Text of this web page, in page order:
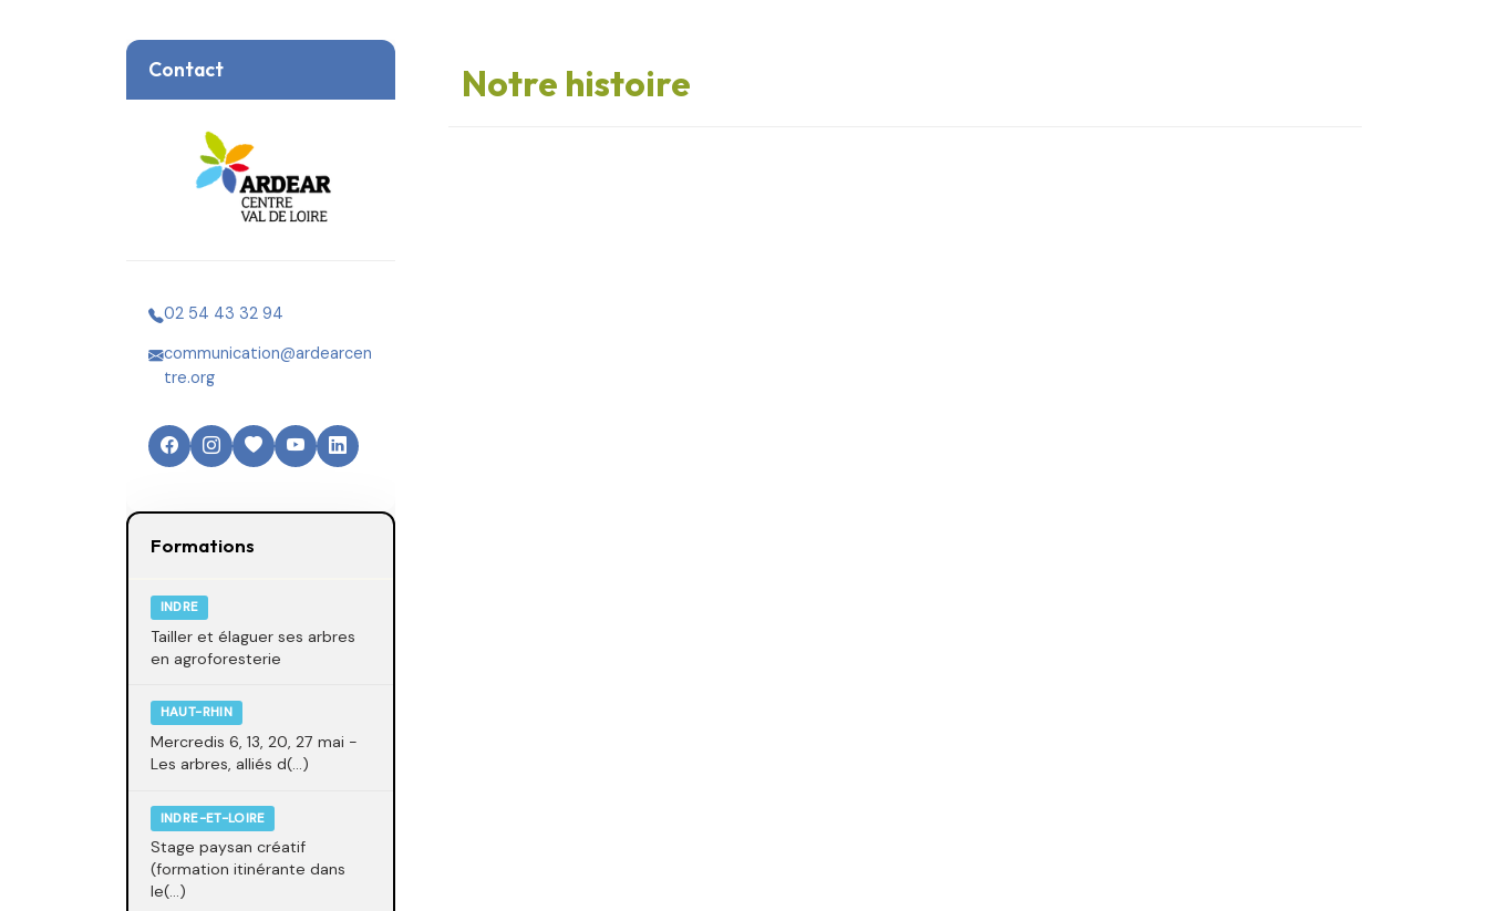
Contact
02 54 43 32 94
communication@ardearcen
tre.org
Formations
INDRE
Tailler et élaguer ses arbres
en agroforesterie
HAUT-RHIN
Mercredis 6, 13, 20, 27 mai -
Les arbres, alliés d(...)
INDRE-ET-LOIRE
Stage paysan créatif
(formation itinérante dans
le(...)
Notre histoire